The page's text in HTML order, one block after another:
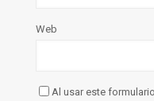
Web
Al usar este